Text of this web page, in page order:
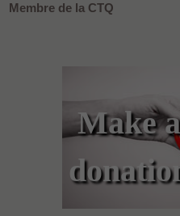
Membre de la CTQ
Make a